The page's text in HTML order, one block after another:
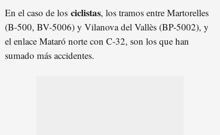
En el caso de los ciclistas, los tramos entre Martorelles
(B-500, BV-5006) y Vilanova del Vallès (BP-5002), y
el enlace Mataró norte con C-32, son los que han
sumado más accidentes.